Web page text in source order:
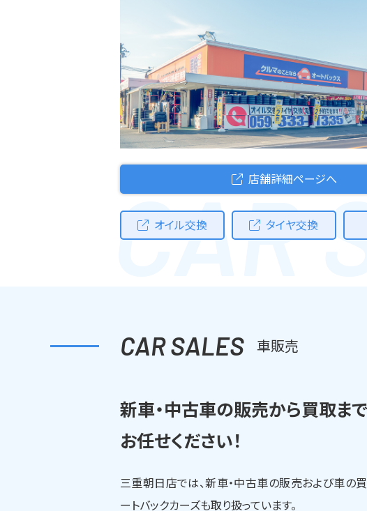
CAR
店舗詳細ページへ
オイル交換 タイヤ交換
CAR SALES 車販売
新車・中古車の販売から買取まで
お任せください！
三重朝日店では、新車・中古車の販売および車の
ートバックカーズも取り扱っています。